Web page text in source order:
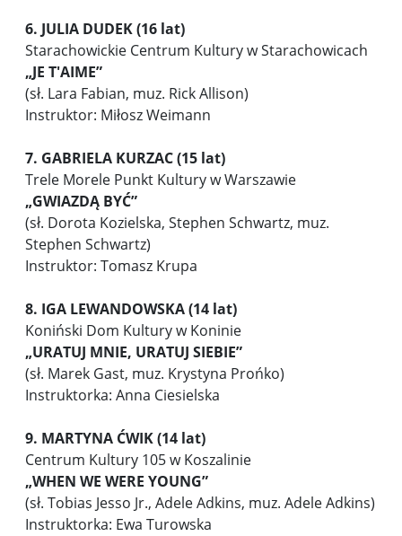
6. JULIA DUDEK (16 lat)
Starachowickie Centrum Kultury w Starachowicach
„JE T'AIME”
(sł. Lara Fabian, muz. Rick Allison)
Instruktor: Miłosz Weimann
7. GABRIELA KURZAC (15 lat)
Trele Morele Punkt Kultury w Warszawie
„GWIAZDĄ BYĆ”
(sł. Dorota Kozielska, Stephen Schwartz, muz.
Stephen Schwartz)
Instruktor: Tomasz Krupa
8. IGA LEWANDOWSKA (14 lat)
Koniński Dom Kultury w Koninie
„URATUJ MNIE, URATUJ SIEBIE”
(sł. Marek Gast, muz. Krystyna Prońko)
Instruktorka: Anna Ciesielska
9. MARTYNA ĆWIK (14 lat)
Centrum Kultury 105 w Koszalinie
„WHEN WE WERE YOUNG”
(sł. Tobias Jesso Jr., Adele Adkins, muz. Adele Adkins)
Instruktorka: Ewa Turowska